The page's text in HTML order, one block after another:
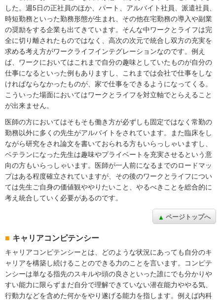
した。週5日の正社員のほか、パート、アルバイト社員、派遣社員、
時短勤務といった勤務形態が生まれ、その他在宅勤務の導入や副業
の奨励をする企業も出てきています。そんな中ワークとライフは完
全に切り離されたものではなく、高次の次元で統合し双方の充実を
求める考え方がワークライフインテグレーションなのです。例え
ば、ワークにおいてはこれまで自分の趣味としていたものが自分の
仕事になるといった例もありますし、これまでは会社で仕事をしな
ければならなかったものが、家で仕事をできるようになってくる。
こういった場面においてはワークとライフを対立軸でとらえること
が出来ません。
医師の方においてはそもそも働き方が必ずしも固定ではなく常勤の
勤務以外に多くの先生がアルバイトをされています。また臨床をし
ながら研究をされ論文を書いておられる方もいらっしゃいますし、
ベテランになった先生は趣味やプライベートを充実させるという意
向の方もいらっしゃいます。医師が一人前になるまでのロードマッ
プはある程度確立されていますが、その後のワークとライフについ
ては先生ご自身の価値観ややりたいこと、やるべきことを総合的に
考え統合していく必要があるのです。
ページトップへ
キャリアコンピテンシー
キャリアコンピテンシーとは、どのような状況にあっても自分のキ
ャリアを構築し続けることのできる力のことを言います。コンピテ
ンシーは単なる指先のスキルや頭の良さといった誰にでも分かりや
すい能力に限らずまだ自分で理解できていない潜在能力ややる気、
行動力などを含めた何かをやり遂げる能力を指します。例えば内科